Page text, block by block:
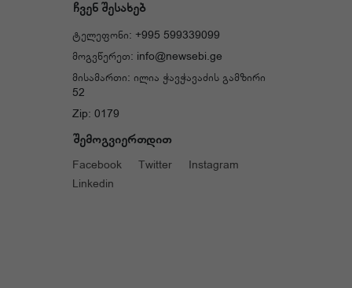
ჩვენ შესახებ
ტელეფონი: +995 599339099
მოგვწერეთ: info@newsebi.ge
მისამართი: ილია ჭავჭავაძის გამზირი
52
Zip: 0179
შემოგვიერთდით
Facebook Twitter
Instagram
Linkedin